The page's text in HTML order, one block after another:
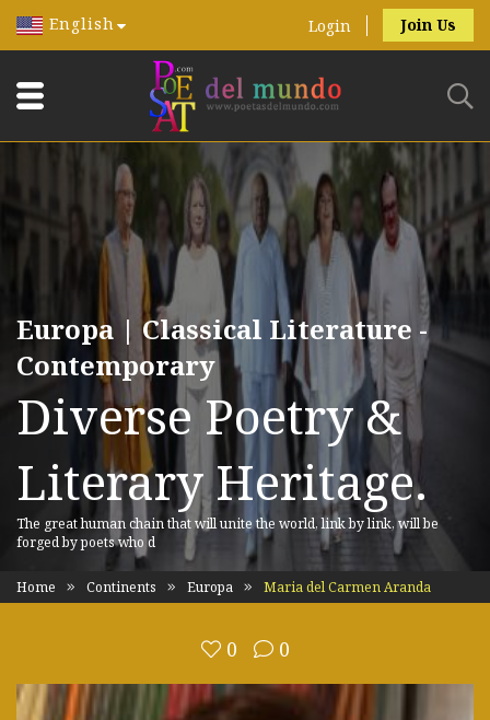
English Login Join Us
Europa | Classical Literature -
Contemporary
Diverse Poetry &
Literary Heritage.
The great human chain that will unite the world, link by link, will be
forged by poets who d
Home Continents Europa Maria del Carmen Aranda
0 0